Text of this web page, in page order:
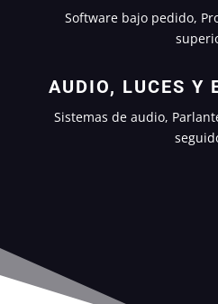
Software bajo pedido,
AUDIO, LUCES Y
Sistemas de audio,